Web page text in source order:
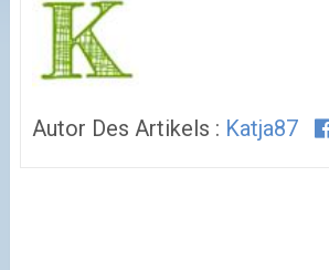
Autor Des Artikels : Katja87